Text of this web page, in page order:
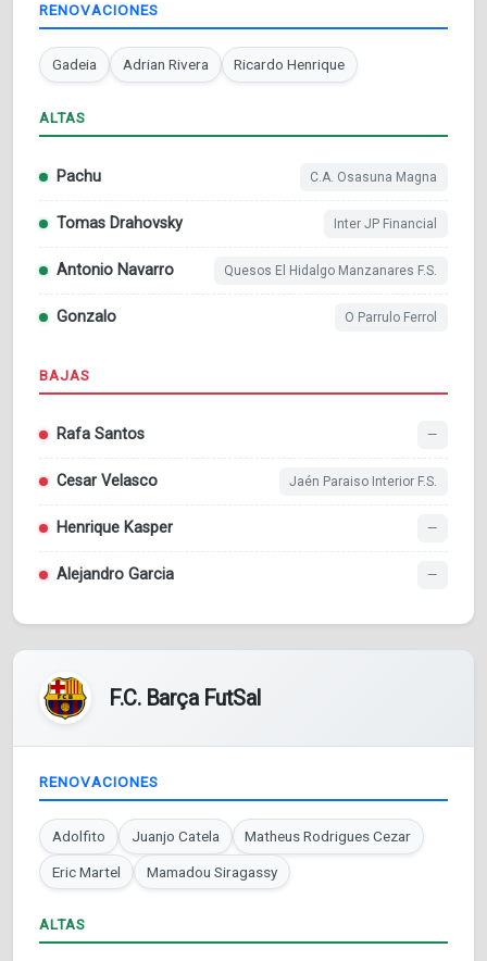
RENOVACIONES
Gadeia Adrian Rivera Ricardo Henrique
ALTAS
Pachu C.A. Osasuna Magna
Tomas Drahovsky Inter JP Financial
Antonio Navarro Quesos El Hidalgo Manzanares F.S.
Gonzalo O Parrulo Ferrol
BAJAS
Rafa Santos —
Cesar Velasco Jaén Paraiso Interior F.S.
Henrique Kasper —
Alejandro Garcia —
F.C. Barça FutSal
RENOVACIONES
Adolfito Juanjo Catela Matheus Rodrigues Cezar
Eric Martel Mamadou Siragassy
ALTAS